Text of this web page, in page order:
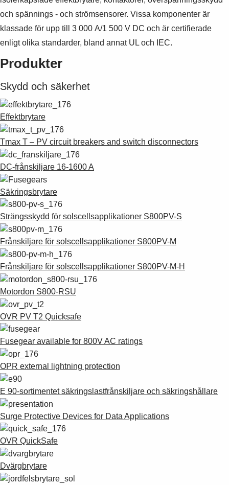
och spännings - och strömsensorer. Vissa komponenter är
klassade för upp till 3 000 A/1 500 V DC och är certifierade
enligt olika standarder, bland annat UL och IEC.
Produkter
Skydd och säkerhet
Effektbrytare
Tmax T – PV circuit breakers and switch disconnectors
DC-frånskiljare 16-1600 A
Säkringsbrytare
Strängsskydd för solscellsapplikationer S800PV-S
Frånskiljare för solscellsapplikationer S800PV-M
Frånskiljare för solscellsapplikationer S800PV-M-H
Motordon S800-RSU
OVR PV T2 Quicksafe
Fusegear available for 800V AC ratings
OPR external lightning protection
E 90-sortimentet säkringslastfrånskiljare och säkringshållare
Surge Protective Devices for Data Applications
OVR QuickSafe
Dvärgbrytare